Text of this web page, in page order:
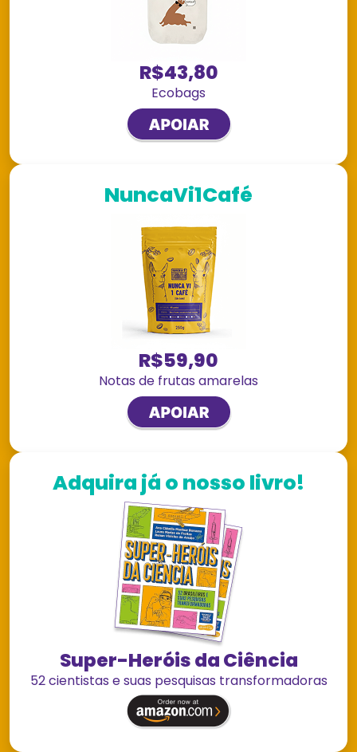
R$43,80
Ecobags
NuncaVi1Café
R$59,90
Notas de frutas amarelas
Adquira já o nosso livro!
Super-Heróis da Ciência
52 cientistas e suas pesquisas transformadoras